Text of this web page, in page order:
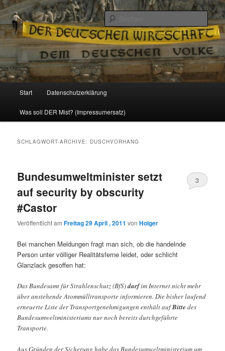
Reizzentrum
Politik, Wirtschaft, Soziales und Gesellschaft
Zum
Inhalt
Zum
sekundären
Start Datenschutzerklärung
Was soll DER Mist? (Impressumersatz)
SCHLAGWORT-ARCHIVE: DUSCHVORHANG
Bundesumweltminister setzt
auf security by obscurity
#Castor
Veröffentlicht amFreitag 29 April , 2011 vonHolger
3
Bei manchen Meldungen fragt man sich, ob die handelnde
Person unter völliger Realitätsferne leidet, oder schlicht
Glanzlack gesoffen hat:
Das Bundesamt für Strahlenschutz (BfS)darfim Internet nicht mehr
über anstehende Atommülltransporte informieren. Die bisher laufend
erneuerte Liste der Transportgenehmigungen enthält aufBitte des
Bundesumweltministeriums nur noch bereits durchgeführte
Transporte.
Aus Gründen der Sicherung habe das Bundesumweltministerium um